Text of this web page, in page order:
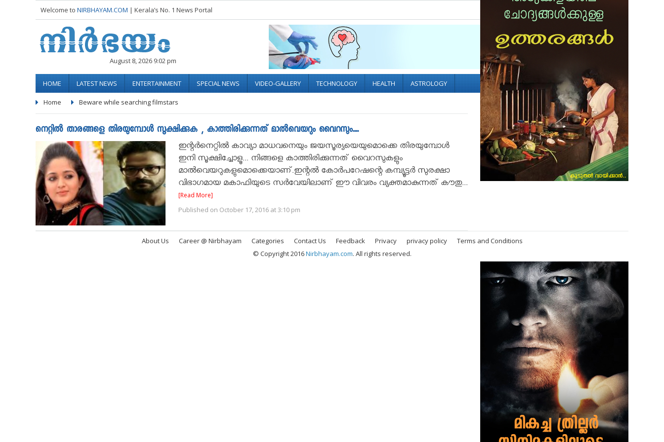
Welcome to NIRBHAYAM.COM | Kerala’s No. 1 News Portal Socialize with us
August 8, 2026 9:02 pm
HOME LATEST NEWS ENTERTAINMENT SPECIAL NEWS VIDEO-GALLERY TECHNOLOGY HEALTH ASTROLOGY
Home Beware while searching filmstars
നെറ്റില്‍ താരങ്ങളെ തിരയുമ്പോൾ സൂക്ഷിക്കുക , കാത്തിരിക്കുന്നത് മാല്‍വെയറും വൈറസും....
ഇന്റര്‍നെറ്റില്‍ കാവ്യാ മാധവനെയും ജയസൂര്യയെയുമൊക്കെ തിരയുമ്പോള്‍
ഇനി സൂക്ഷിച്ചോളൂ... നിങ്ങളെ കാത്തിരിക്കുന്നത് വൈറസുകളും
മാല്‍വെയറുകളുമൊക്കെയാണ്.ഇന്റല്‍ കോര്‍പറേഷന്റെ കമ്പ്യൂട്ടര്‍ സുരക്ഷാ
വിഭാഗമായ മകാഫിയുടെ സര്‍വേയിലാണ് ഈ വിവരം വ്യക്തമാകുന്നത് കൗതു...
[Read More]
Published on October 17, 2016 at 3:10 pm
About Us Career @ Nirbhayam Categories Contact Us Feedback Privacy privacy policy
Terms and Conditions
© Copyright 2016Nirbhayam.com. All rights reserved.